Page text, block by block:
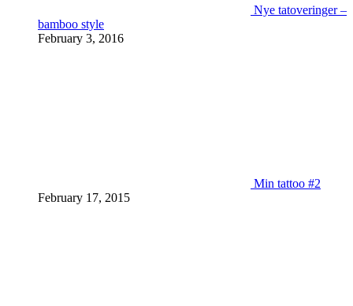
Nye tatoveringer –
bamboo style
February 3, 2016
Min tattoo #2
February 17, 2015